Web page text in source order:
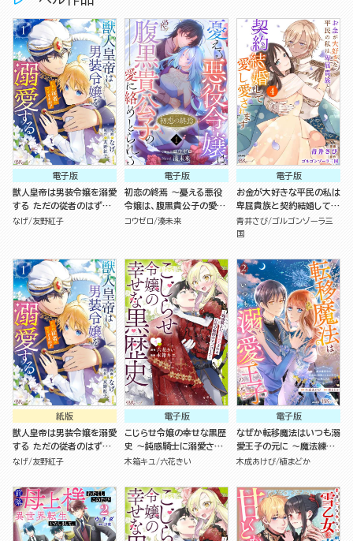
電子版
獣人皇帝は男装令嬢を溺愛
する ただの従者のはずで
すが！ コミック版 （1）
なげ 友野紅子
電子版
初恋の終焉 ～憂える悪役
令嬢は、腹黒貴公子の愛に
絡めとられる～ コミック版
コウゼロ 湊未来
電子版
お金が大好きな平民の私は
卑屈貴族と契約結婚して愛
し愛されます コミック版
（4）
青井さび ゴルゴンゾーラ三
国
紙版
獣人皇帝は男装令嬢を溺愛
する ただの従者のはずで
すが！（１）
なげ 友野紅子
電子版
こじらせ令嬢の幸せな黒歴
史 ～鈍感騎士に溺愛され
るための秘密のアプローチ
木箱キユ 六花きい
電子版
なぜか転移魔法はいつも溺
愛王子の元に ～魔法練習
中の皇女は、初恋こじらせ
ク版 （2）
木成あけび 植まどか